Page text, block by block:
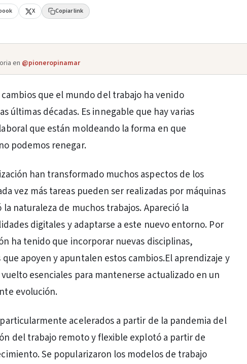
X Copiar link
en @pioneropinamar
que el mundo del trabajo ha venido
últimas décadas. Es innegable que hay varias
que están moldeando la forma en que
podemos renegar.
han transformado muchos aspectos de los
vez más tareas pueden ser realizadas por máquinas
naturaleza de muchos trabajos. Apareció la
digitales y adaptarse a este nuevo entorno. Por
ha tenido que incorporar nuevas disciplinas,
apoyen y apuntalen estos cambios.El aprendizaje y
esenciales para mantenerse actualizado en un
evolución.
acelerados a partir de la pandemia del
del trabajo remoto y flexible explotó a partir de
Se popularizaron los modelos de trabajo